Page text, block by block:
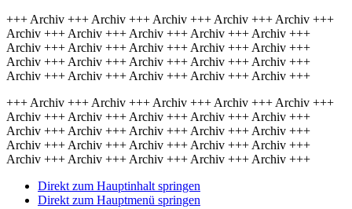
+++ Archiv +++ Archiv +++ Archiv +++ Archiv +++ Archiv +++
Archiv +++ Archiv +++ Archiv +++ Archiv +++ Archiv +++
Archiv +++ Archiv +++ Archiv +++ Archiv +++ Archiv +++
Archiv +++ Archiv +++ Archiv +++ Archiv +++ Archiv +++
Archiv +++ Archiv +++ Archiv +++ Archiv +++ Archiv +++
+++ Archiv +++ Archiv +++ Archiv +++ Archiv +++ Archiv +++
Archiv +++ Archiv +++ Archiv +++ Archiv +++ Archiv +++
Archiv +++ Archiv +++ Archiv +++ Archiv +++ Archiv +++
Archiv +++ Archiv +++ Archiv +++ Archiv +++ Archiv +++
Archiv +++ Archiv +++ Archiv +++ Archiv +++ Archiv +++
Direkt zum Hauptinhalt springen
Direkt zum Hauptmenü springen